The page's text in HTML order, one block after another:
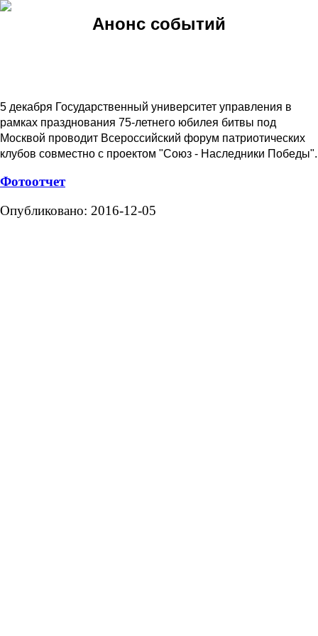
Анонс событий
5 декабря Государственный университет управления в
рамках празднования 75-летнего юбилея битвы под
Москвой проводит Всероссийский форум патриотических
клубов совместно с проектом "Союз - Наследники Победы".
Фотоотчет
Опубликовано: 2016-12-05